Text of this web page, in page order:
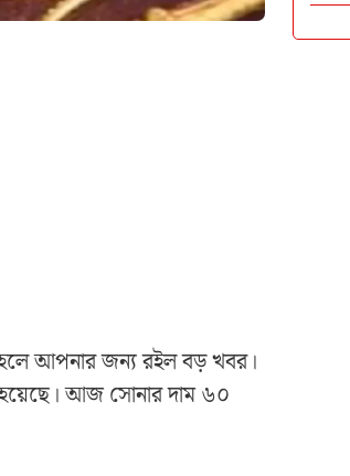
আপনার জন্য রইল বড় খবর।
আজ সোনার দাম ৬০